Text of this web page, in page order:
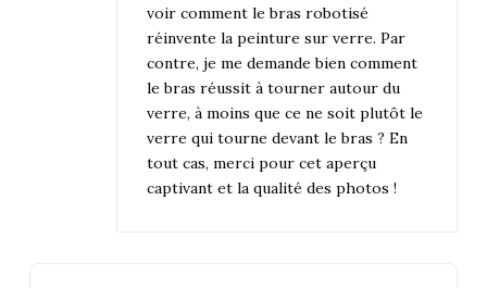
voir comment le bras robotisé
réinvente la peinture sur verre. Par
contre, je me demande bien comment
le bras réussit à tourner autour du
verre, à moins que ce ne soit plutôt le
verre qui tourne devant le bras ? En
tout cas, merci pour cet aperçu
captivant et la qualité des photos !